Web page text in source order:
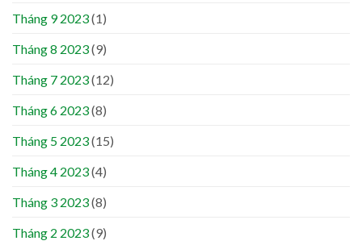
Tháng 9 2023(1)
Tháng 8 2023(9)
Tháng 7 2023(12)
Tháng 6 2023(8)
Tháng 5 2023(15)
Tháng 4 2023(4)
Tháng 3 2023(8)
Tháng 2 2023(9)